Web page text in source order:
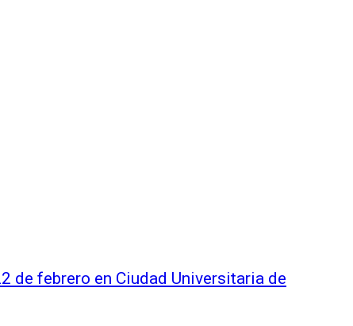
de febrero en Ciudad Universitaria de